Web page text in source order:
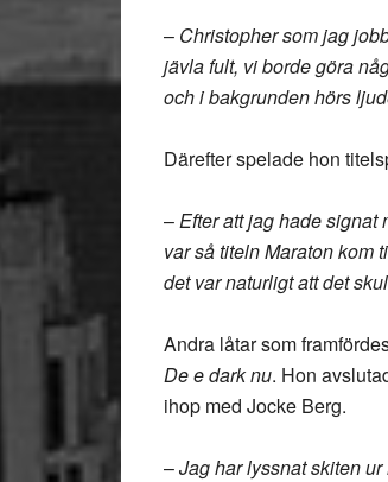
– Christopher som jag
jävla fult, vi borde göra
och i bakgrunden hörs
Därefter spelade hon
–Efter att jag hade signat
var så titeln Maraton kom
det var naturligt att det
Andra låtar som
De e dark nu. Hon
ihop med Jocke Berg.
–Jag har lyssnat skiten